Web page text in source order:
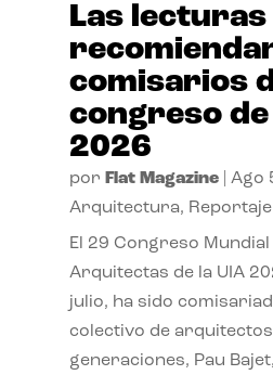
Las lecturas
comisarios
congreso de
2026
por Flat Magazine| Ago
Arquitectura, Reportaje
El 29 Congreso
Arquitectas de la UIA
julio, ha sido
colectivo de
generaciones, Pau